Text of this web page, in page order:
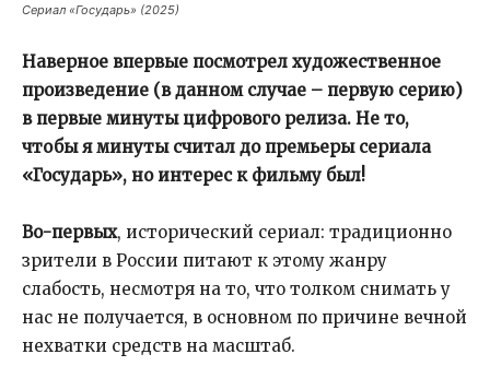
Сериал «Государь» (2025)
Наверное впервые посмотрел художественное
произведение (в данном случае – первую серию)
в первые минуты цифрового релиза. Не то,
чтобы я минуты считал до премьеры сериала
«Государь», но интерес к фильму был!
Во-первых, исторический сериал: традиционно
зрители в России питают к этому жанру
слабость, несмотря на то, что толком снимать у
нас не получается, в основном по причине вечной
нехватки средств на масштаб.